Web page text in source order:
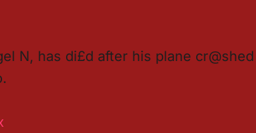
N, has di£d after his plane cr@shed